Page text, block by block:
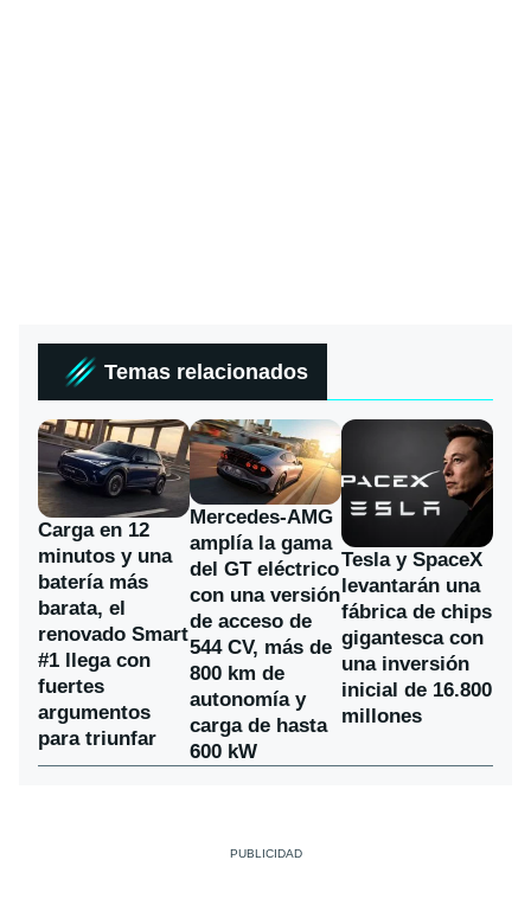
Temas relacionados
Carga en 12
minutos y una
batería más
barata, el
renovado Smart
#1 llega con
fuertes
argumentos
para triunfar
Mercedes-AMG
amplía la gama
del GT eléctrico
con una versión
de acceso de
544 CV, más de
800 km de
autonomía y
carga de hasta
600 kW
Tesla y SpaceX
levantarán una
fábrica de chips
gigantesca con
una inversión
inicial de 16.800
millones